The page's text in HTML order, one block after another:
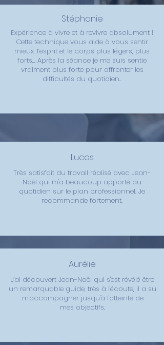
Stéphanie
Expérience à vivre et à revivre absolument !
Cette technique vous aide à vous sentir
mieux, l’esprit et le corps plus légers, plus
forts... Après la séance je me suis sentie
vraiment plus forte pour affronter les
difficultés du quotidien..
Lucas
Très satisfait du travail réalisé avec Jean-
Noël qui m'a beaucoup apporté au
quotidien sur le plan professionnel. Je
recommande fortement.
Aurélie
J'ai découvert Jean-Noël qui s'est révélé être
un remarquable guide, très à l'écoute, il a su
m'accompagner jusqu'à l'atteinte de
mes objectifs.